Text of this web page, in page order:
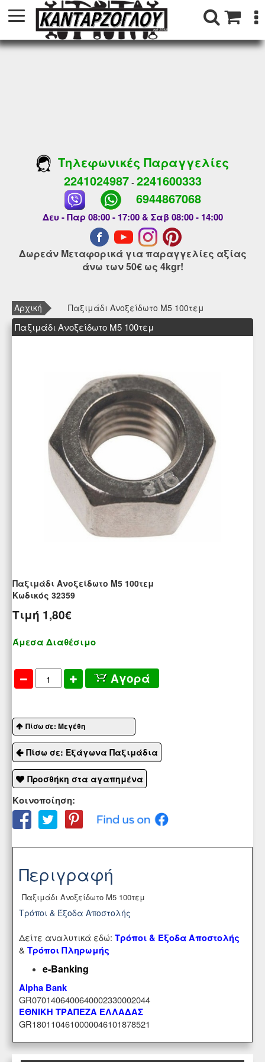
Τηλεφωνικές Παραγγελίες
2241024987- 2241600333
6944867068
Δευ - Παρ 08:00 - 17:00 & Σαβ 08:00 - 14:00
Δωρεάν Μεταφορικά για παραγγελίες αξίας
άνω των 50€ ως 4kgr!
Αρχική Παξιμάδι Ανοξείδωτο M5 100τεμ
Παξιμάδι Ανοξείδωτο M5 100τεμ
Παξιμάδι Ανοξείδωτο M5 100τεμ
Kωδικός 32359
Τιμή 1,80€
Άμεσα Διαθέσιμο
Αγορά
Πίσω σε: Μεγέθη
Πίσω σε: Εξάγωνα Παξιμάδια
Προσθήκη στα αγαπημένα
Κοινοποίηση:
Περιγραφή
Παξιμάδι Ανοξείδωτο M5 100τεμ
Τρόποι & Έξοδα Αποστολής
Δείτε αναλυτικά εδώ: Τρόποι & Έξοδα Αποστολής
& Τρόποι Πληρωμής
e-Banking
Alpha Bank
GR0701406400640002330002044
ΕΘΝΙΚΗ ΤΡΑΠΕΖΑ ΕΛΛΑΔΑΣ
GR1801104610000046101878521